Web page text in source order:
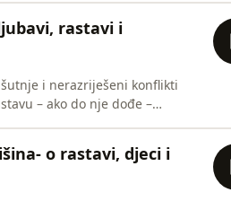
rastavi i
i nerazriješeni konflikti
– ako do nje dođe –
o rastavi, djeci i